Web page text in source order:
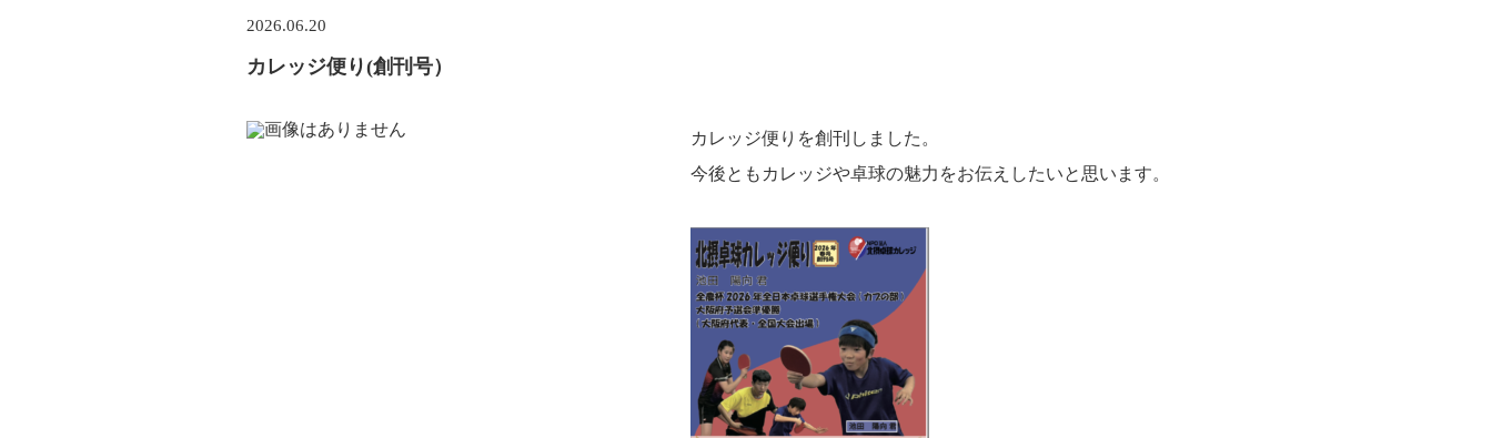
2026.06.20
カレッジ便り(創刊号）
カレッジ便りを創刊しました。
今後ともカレッジや卓球の魅力をお伝えしたいと思います。